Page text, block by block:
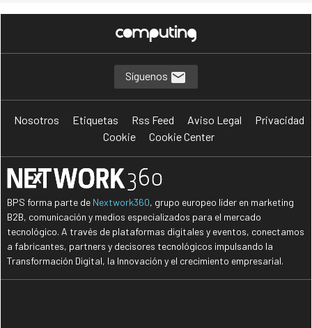
Síguenos
Nosotros Etiquetas Rss Feed Aviso Legal
Privacidad
Cookie
Cookie Center
BPS forma parte de Nextwork360, grupo europeo líder en marketing
B2B, comunicación y medios especializados para el mercado
tecnológico. A través de plataformas digitales y eventos, conectamos
a fabricantes, partners y decisores tecnológicos impulsando la
Transformación Digital, la Innovación y el crecimiento empresarial.